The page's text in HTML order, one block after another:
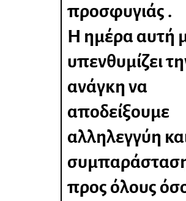
προσφυγιάς .
Η ημέρα αυτή
υπενθυμίζει
ανάγκη να
αποδείξουμε
αλληλεγγύη
προς όλους